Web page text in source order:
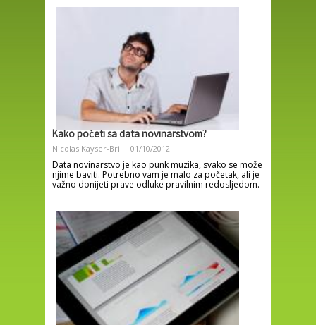
Kako početi sa data novinarstvom?
Nicolas Kayser-Bril 01/10/2012
Data novinarstvo je kao punk muzika, svako se može
njime baviti. Potrebno vam je malo za početak, ali je
važno donijeti prave odluke pravilnim redosljedom.